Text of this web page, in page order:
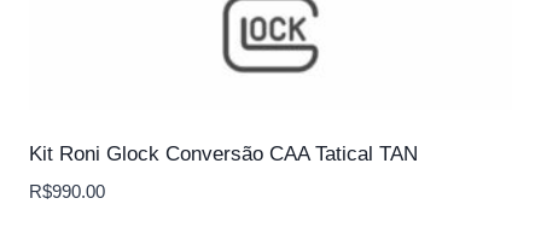
Kit Roni Glock Conversão CAA Tatical TAN
R$990.00